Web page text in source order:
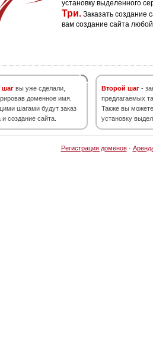
установку выделенного
Три. Заказать создание
вам создание сайта
вы уже сделали,
доменное имя.
шагами будут заказ
и создание сайта.
Второй шаг -
предлагаемых
Также вы можете
установку
Регистрация доменов·